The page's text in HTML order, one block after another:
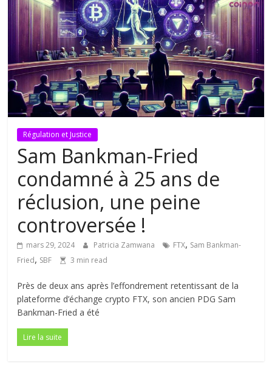
Régulation et Justice
Sam Bankman-Fried
condamné à 25 ans de
réclusion, une peine
controversée !
mars 29, 2024 Patricia Zamwana FTX, Sam Bankman-
Fried, SBF 3 min read
Près de deux ans après l’effondrement retentissant de la
plateforme d’échange crypto FTX, son ancien PDG Sam
Bankman-Fried a été
Lire la suite